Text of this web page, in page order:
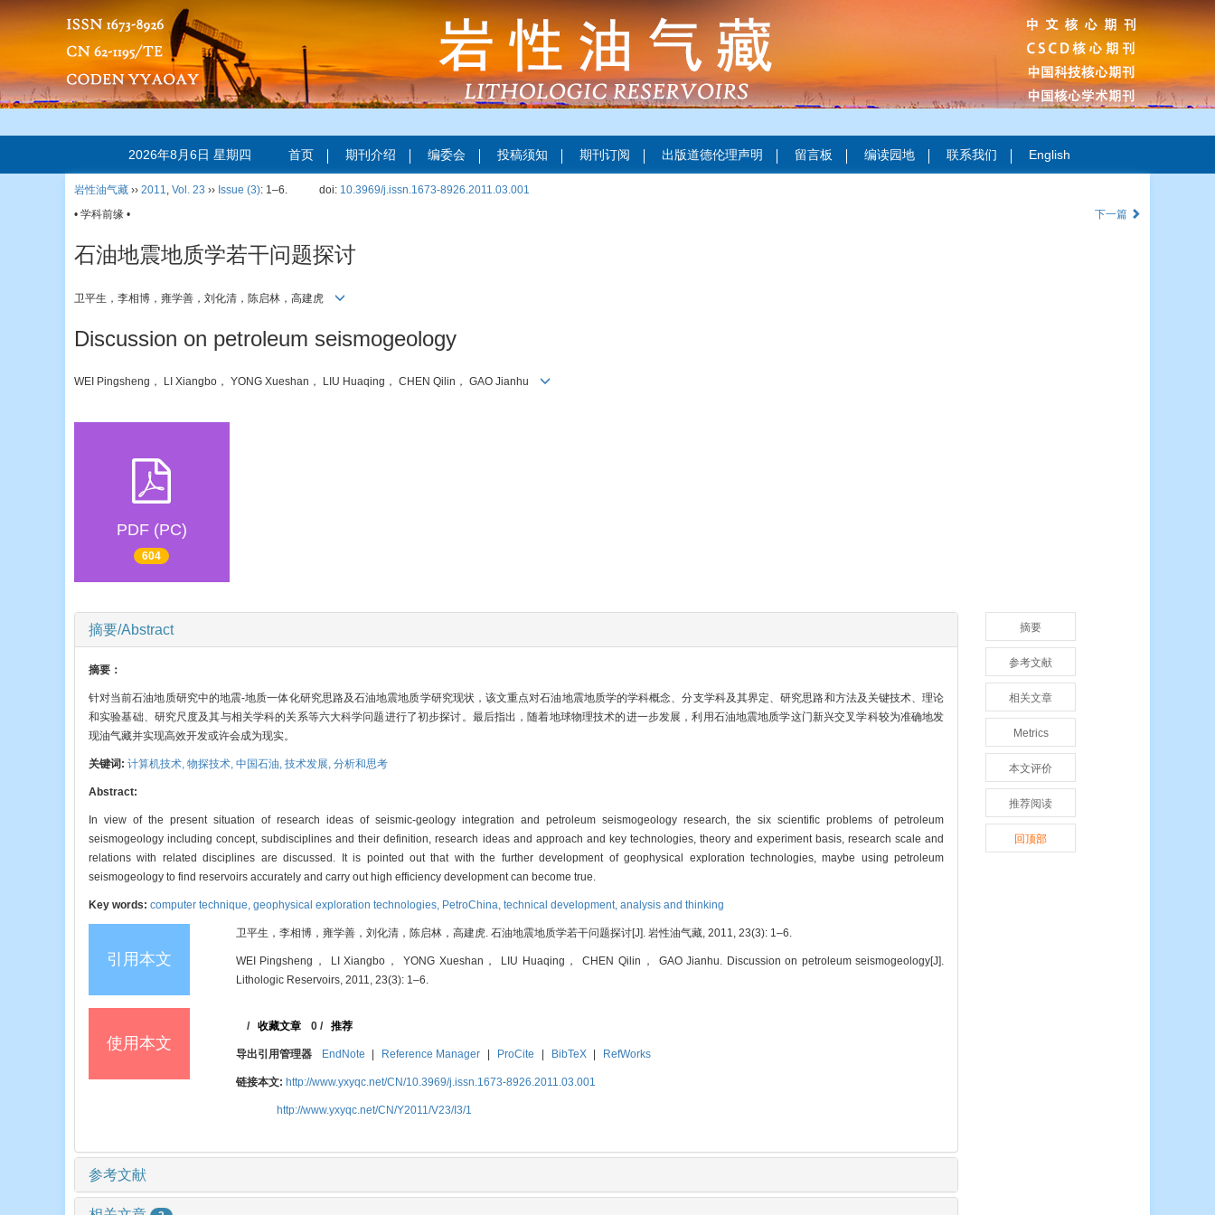
2026年8月6日 星期四 首页 期刊介绍 编委会 投稿须知 期刊订阅 出版道德伦理声明 留言板 编读园地 联系我们 English
岩性油气藏 ›› 2011, Vol. 23 ›› Issue (3): 1–6. doi: 10.3969/j.issn.1673-8926.2011.03.001
• 学科前缘 •
下一篇
石油地震地质学若干问题探讨
卫平生，李相博，雍学善，刘化清，陈启林，高建虎
Discussion on petroleum seismogeology
WEI Pingsheng， LI Xiangbo， YONG Xueshan， LIU Huaqing， CHEN Qilin， GAO Jianhu
PDF (PC)
604
摘要/Abstract
摘要：
针对当前石油地质研究中的地震-地质一体化研究思路及石油地震地质学研究现状，该文重点对石油地震地质学的学科概念、分支学科及其界定、研究思路和方法及关键技术、理论
和实验基础、研究尺度及其与相关学科的关系等六大科学问题进行了初步探讨。最后指出，随着地球物理技术的进一步发展，利用石油地震地质学这门新兴交叉学科较为准确地发
现油气藏并实现高效开发或许会成为现实。
关键词: 计算机技术, 物探技术, 中国石油, 技术发展, 分析和思考
Abstract:
In view of the present situation of research ideas of seismic-geology integration and petroleum seismogeology research, the six scientific problems of petroleum
seismogeology including concept, subdisciplines and their definition, research ideas and approach and key technologies, theory and experiment basis, research scale and
relations with related disciplines are discussed. It is pointed out that with the further development of geophysical exploration technologies, maybe using petroleum
seismogeology to find reservoirs accurately and carry out high efficiency development can become true.
Key words: computer technique, geophysical exploration technologies, PetroChina, technical development, analysis and thinking
引用本文
卫平生，李相博，雍学善，刘化清，陈启林，高建虎. 石油地震地质学若干问题探讨[J]. 岩性油气藏, 2011, 23(3): 1–6.
WEI Pingsheng， LI Xiangbo， YONG Xueshan， LIU Huaqing， CHEN Qilin， GAO Jianhu. Discussion on petroleum seismogeology[J].
Lithologic Reservoirs, 2011, 23(3): 1–6.
使用本文
/ 收藏文章 0/ 推荐
导出引用管理器 EndNote Reference Manager ProCite BibTeX RefWorks
链接本文: http://www.yxyqc.net/CN/10.3969/j.issn.1673-8926.2011.03.001
http://www.yxyqc.net/CN/Y2011/V23/I3/1
参考文献
摘要
参考文献
相关文章
Metrics
本文评价
推荐阅读
回顶部